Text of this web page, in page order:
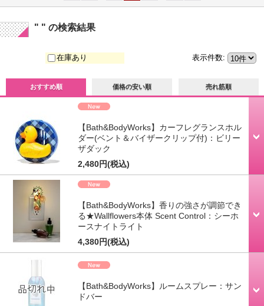
" " の検索結果
おすすめ順 価格の安い順 売れ筋順
表示件数:
在庫あり
【Bath&BodyWorks】カーフレグランスホル
ダー(ベント＆バイザークリップ付)：ビリー
ザダック
2,480円(税込)
【Bath&BodyWorks】香りの強さが調節でき
る★Wallflowers本体 Scent Control：シーホ
ースナイトライト
4,380円(税込)
【Bath&BodyWorks】ルームスプレー：サン
ドバー